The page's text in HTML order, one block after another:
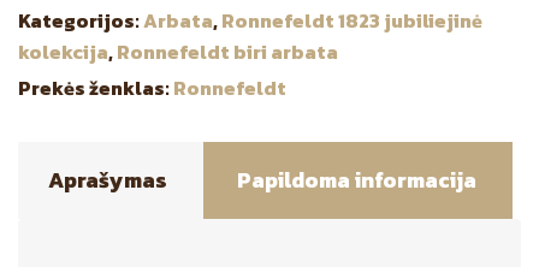
Kategorijos:Arbata,Ronnefeldt 1823 jubiliejinė
kolekcija,Ronnefeldt biri arbata
Prekės ženklas:Ronnefeldt
Aprašymas Papildoma informacija